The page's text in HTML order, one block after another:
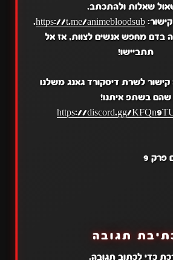
שאלות ולהתכתב.
https://t.me/animebloodsub
.
בדם מחפש אנשים לצוות, אז אל
תתביישו!
קישור לשרת דיסקורד גאנג משלנו
שהם בשתפ איתנו!
https://discord.gg/
פרק 9
תגובה
כדי לכתוב תגובה.